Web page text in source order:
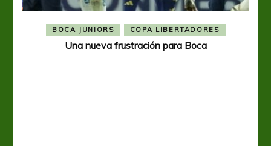
BOCA JUNIORS COPA LIBERTADORES
Una nueva frustración para Boca